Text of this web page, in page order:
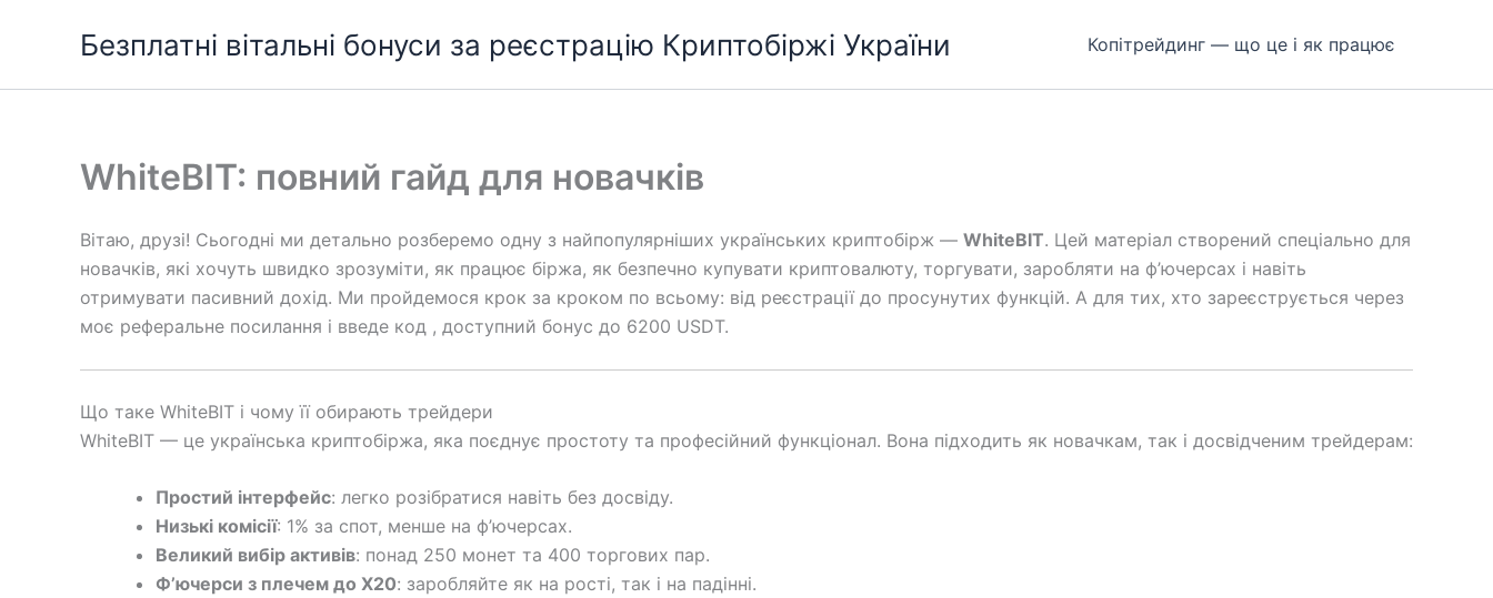
Безплатні вітальні бонуси за реєстрацію Криптобіржі України Копітрейдинг — що це і як працює
WhiteBIT: повний гайд для новачків
Вітаю, друзі! Сьогодні ми детально розберемо одну з найпопулярніших українських криптобірж — WhiteBIT. Цей матеріал створений спеціально для
новачків, які хочуть швидко зрозуміти, як працює біржа, як безпечно купувати криптовалюту, торгувати, заробляти на ф’ючерсах і навіть
отримувати пасивний дохід. Ми пройдемося крок за кроком по всьому: від реєстрації до просунутих функцій. А для тих, хто зареєструється через
моє реферальне посилання і введе код , доступний бонус до 6200 USDT.
Що таке WhiteBIT і чому її обирають трейдери
WhiteBIT — це українська криптобіржа, яка поєднує простоту та професійний функціонал. Вона підходить як новачкам, так і досвідченим трейдерам:
Простий інтерфейс: легко розібратися навіть без досвіду.
Низькі комісії: 1% за спот, менше на ф’ючерсах.
Великий вибір активів: понад 250 монет та 400 торгових пар.
Ф’ючерси з плечем до X20: заробляйте як на рості, так і на падінні.